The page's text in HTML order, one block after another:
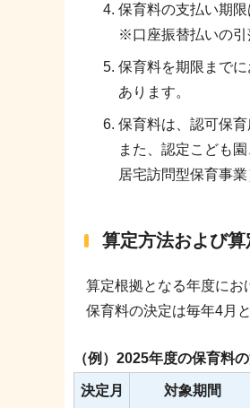
保育料の支払い期
※口座振替払いの引
保育料を期限まで
あります。
保育料は、認可保
また、認定こども
居宅訪問型保育事
算定方法および算
算定根拠となる年度にお
保育料の決定は毎年4月
（例）2025年度の保育料
決定月 対象期間